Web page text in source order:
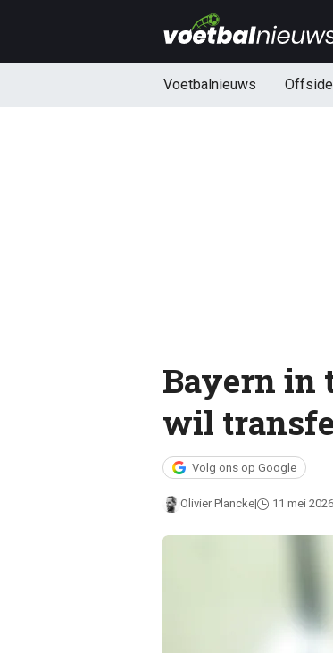
Voetbalnieuws Offside
Bayern in
wil
Volg ons op Google
Olivier Plancke 11 mei